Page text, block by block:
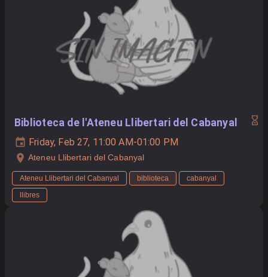
Biblioteca de l'Ateneu Llibertari del Cabanyal
Friday, Feb 27, 11:00 AM-01:00 PM
Ateneu Llibertari del Cabanyal
Ateneu Llibertari del Cabanyal biblioteca
cabanyal
llibres